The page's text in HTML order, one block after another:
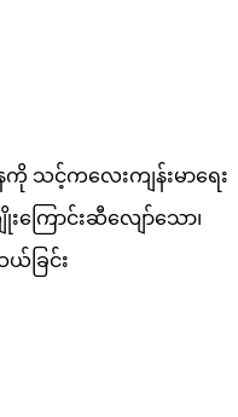
သင့်ကလေးကျန်းမာရေး
ကြောင်းဆီလျော်သော၊
ခြင်း